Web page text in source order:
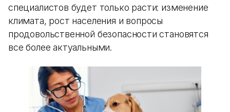
специалистов будет только расти: изменение
климата, рост населения и вопросы
продовольственной безопасности становятся
все более актуальными.